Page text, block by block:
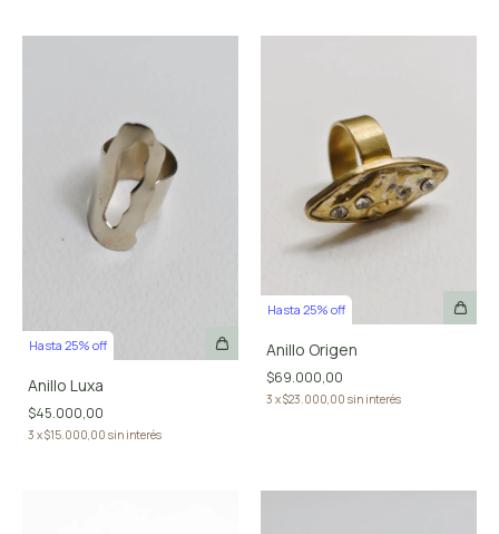
Hasta 25% off
Anillo Luxa
$45.000,00
3 x$15.000,00 sin interés
Hasta 25% off
Anillo Origen
$69.000,00
3 x$23.000,00 sin interés